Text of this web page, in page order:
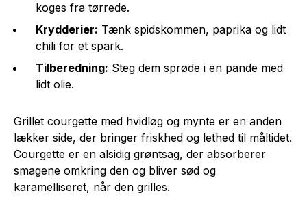
koges fra tørrede.
Krydderier: Tænk spidskommen, paprika og lidt
chili for et spark.
Tilberedning: Steg dem sprøde i en pande med
lidt olie.
Grillet courgette med hvidløg og mynte er en anden
lækker side, der bringer friskhed og lethed til måltidet.
Courgette er en alsidig grøntsag, der absorberer
smagene omkring den og bliver sød og
karamelliseret, når den grilles.